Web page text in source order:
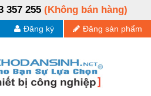
357 255 (Không bán hàng)
Đăng sản phẩm
Đăng ký